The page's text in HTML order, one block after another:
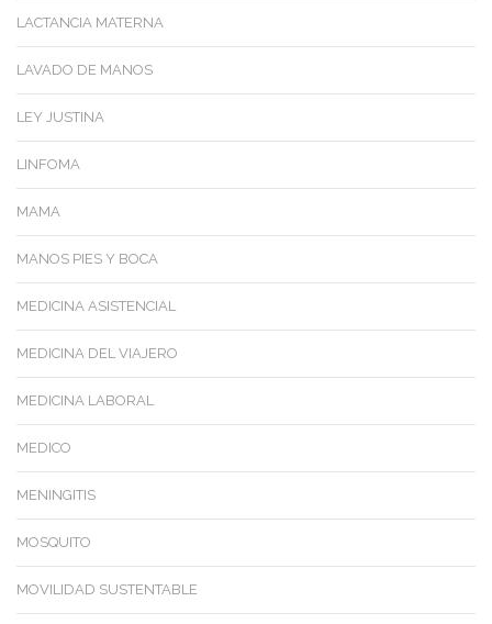
LACTANCIA MATERNA
LAVADO DE MANOS
LEY JUSTINA
LINFOMA
MAMA
MANOS PIES Y BOCA
MEDICINA ASISTENCIAL
MEDICINA DEL VIAJERO
MEDICINA LABORAL
MEDICO
MENINGITIS
MOSQUITO
MOVILIDAD SUSTENTABLE